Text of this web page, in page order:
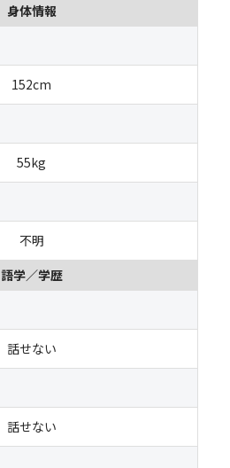
身体情報
152cm
55kg
不明
語学／学歴
話せない
話せない